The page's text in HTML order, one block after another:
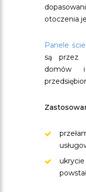
otoczenia
Panele
są przez
domów